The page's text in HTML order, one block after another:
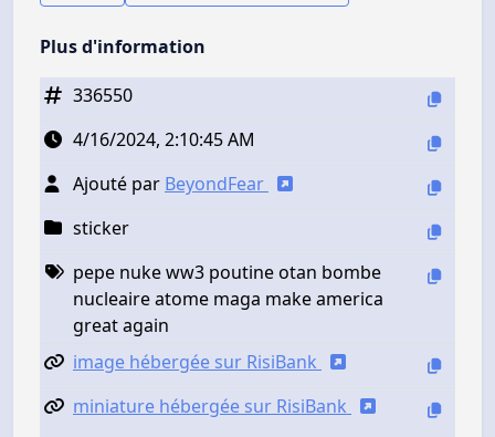
Plus d'information
336550
4/16/2024, 2:10:45 AM
Ajouté par BeyondFear
sticker
pepe nuke ww3 poutine otan bombe
nucleaire atome maga make america
great again
image hébergée sur RisiBank
miniature hébergée sur RisiBank